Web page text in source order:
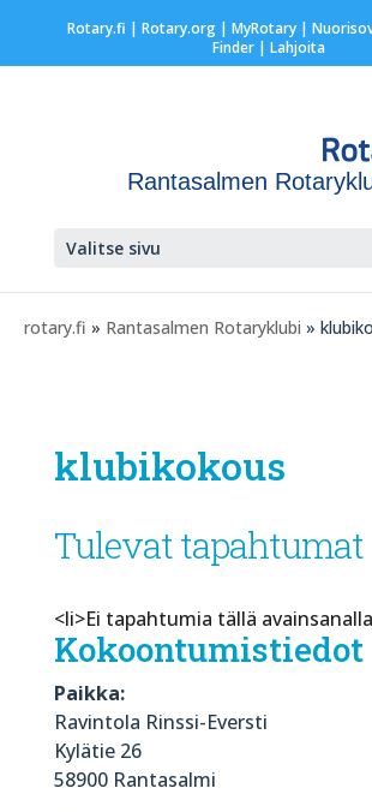
Rotary.fi | Rotary.org| MyRotary |
Finder| Lahjoita
Rantasalmen
Valitse sivu
rotary.fi » Rantasalmen Rotaryklubi »
klubikokous
Tulevat tapahtumat
<li>Ei tapahtumia tällä
Kokoontumistiedot
Paikka:
Ravintola Rinssi-Eversti
Kylätie 26
58900 Rantasalmi